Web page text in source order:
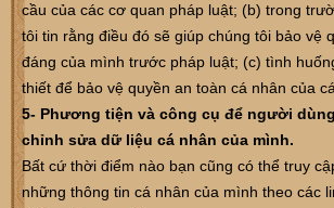
cầu của các cơ quan pháp luật; (b) trong
tôi tin rằng điều đó sẽ giúp chúng tôi bảo vệ
đáng của mình trước pháp luật; (c) tình
thiết để bảo vệ quyền an toàn cá nhân của
5- Phương tiện và công cụ để người
chỉnh sửa dữ liệu cá nhân của mình.
Bất cứ thời điểm nào bạn cũng có thể truy
những thông tin cá nhân của mình theo các